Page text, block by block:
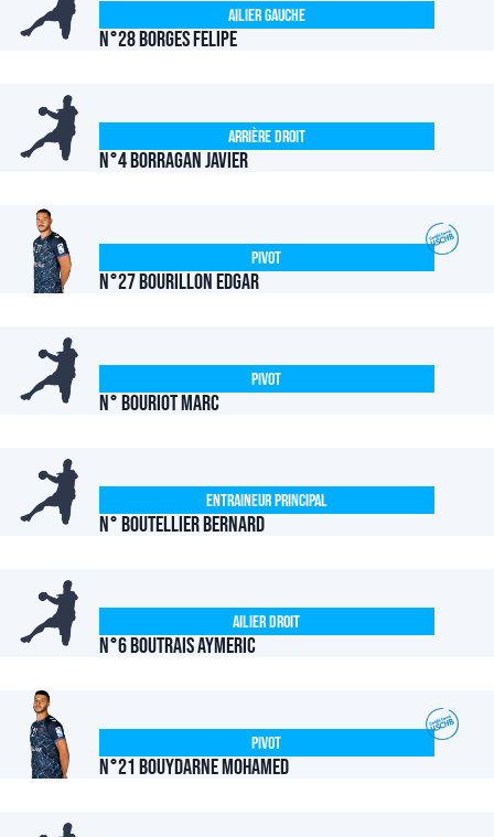
N°28 BORGES Felipe
Ailier Gauche
N°4 BORRAGAN Javier
Arrière Droit
N°27 Bourillon Edgar
Pivot
N° BOURIOT Marc
Pivot
N° BOUTELLIER Bernard
Entraineur Principal
N°6 BOUTRAIS Aymeric
Ailier Droit
N°21 BOUYDARNE Mohamed
Pivot